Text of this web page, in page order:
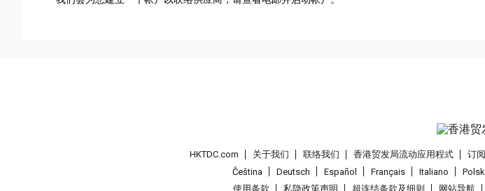
HKTDC.com 关于我们 联络我们 香港贸发局流动应用程式 订
Čeština
Deutsch Español Français Italiano
使用条款
私隐政策声明 超连结条款及细则 网站导航